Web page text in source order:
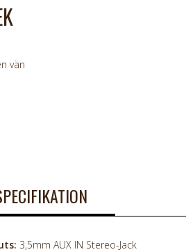
vän
3,5mm AUX IN Stereo-Jack